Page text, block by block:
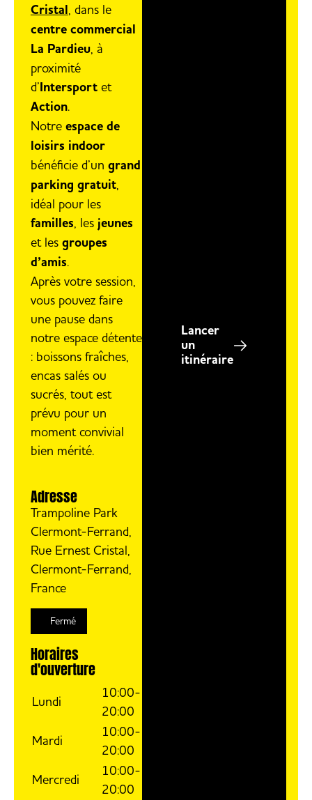
Cristal , dans le
centre commercial
La Pardieu, à
proximité
d’Intersportet
Action.
Notre espace de
loisirs indoor
bénéficie d’un grand
parking gratuit,
idéal pour les
familles , les jeunes
et les groupes
d’amis.
Après votre session,
vous pouvez faire
une pause dans
notre espace détente
: boissons fraîches,
encas salés ou
sucrés, tout est
prévu pour un
moment convivial
bien mérité.
Adresse
Trampoline Park
Clermont-Ferrand,
Rue Ernest Cristal,
Clermont-Ferrand,
France
Fermé
Horaires
d'ouverture
Lundi
10:00-
20:00
Mardi
10:00-
20:00
Mercredi
10:00-
20:00
Lancer
un
itinéraire